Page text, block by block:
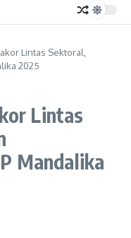
Lintas Sektoral,
2025
Lintas
Mandalika